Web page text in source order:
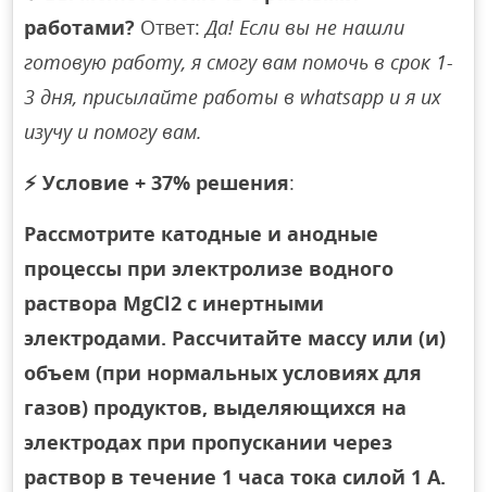
работами? Ответ:Да! Если вы не нашли
готовую работу, я смогу вам помочь в срок 1-
3 дня, присылайте работы в whatsapp и я их
изучу и помогу вам.
⚡ Условие + 37% решения:
Рассмотрите катодные и анодные
процессы при электролизе водного
раствора MgCl2 с инертными
электродами. Рассчитайте массу или (и)
объем (при нормальных условиях для
газов) продуктов, выделяющихся на
электродах при пропускании через
раствор в течение 1 часа тока силой 1 А.